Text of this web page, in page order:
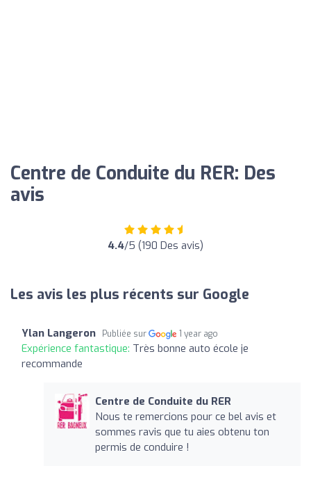
Centre de Conduite du RER: Des
avis
4.4/5 (190 Des avis)
Les avis les plus récents sur Google
Ylan Langeron Publiée sur 1 year ago
Expérience fantastique: Très bonne auto école je
recommande
Centre de Conduite du RER
Nous te remercions pour ce bel avis et
sommes ravis que tu aies obtenu ton
permis de conduire !